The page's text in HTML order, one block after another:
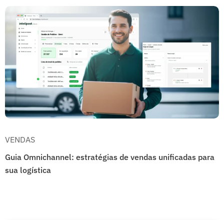
VENDAS
Guia Omnichannel: estratégias de vendas unificadas para
sua logística